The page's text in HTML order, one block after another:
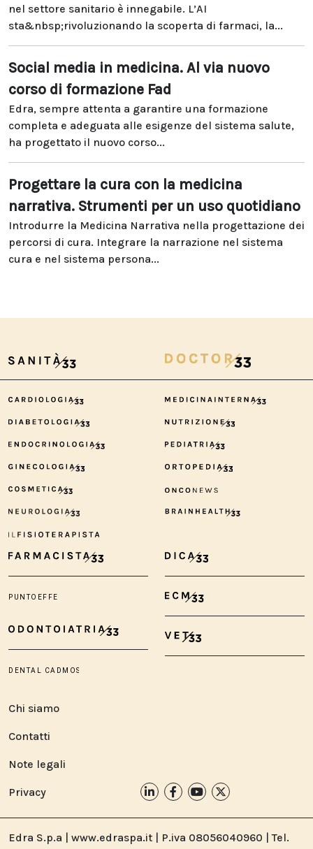
nel settore sanitario è innegabile. L’AI
sta&nbsp;rivoluzionando la scoperta di farmaci, la...
Social media in medicina. Al via nuovo
corso di formazione Fad
Edra, sempre attenta a garantire una formazione
completa e adeguata alle esigenze del sistema salute,
ha progettato il nuovo corso...
Progettare la cura con la medicina
narrativa. Strumenti per un uso quotidiano
Introdurre la Medicina Narrativa nella progettazione dei
percorsi di cura. Integrare la narrazione nel sistema
cura e nel sistema persona...
Chi siamo
Contatti
Note legali
Privacy
Edra S.p.a | www.edraspa.it | P.iva 08056040960 | Tel.